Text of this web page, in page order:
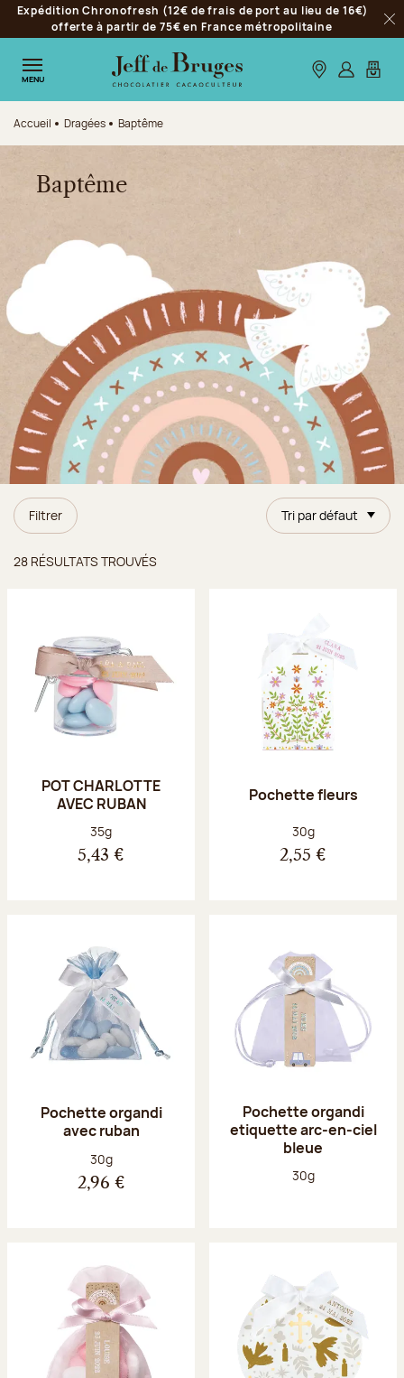
Aller à la navigation
Aller au contenu principal
Aller au pied de page
Expédition Chronofresh (12€ de frais de port au lieu de 16€)
offerte à partir de 75€ en France métropolitaine
MENU Nos boutiques
S’identifier
Mon
Accueil Dragées Baptême
Baptême
Filtrer Tri par défaut
28 RÉSULTATS TROUVÉS
POT CHARLOTTE
AVEC RUBAN
Poids net :
35g
5,43 €
Pochette fleurs
Poids net :
30g
2,55 €
Pochette organdi
avec ruban
Poids net :
30g
2,96 €
Pochette organdi
etiquette arc-en-ciel
bleue
Poids net :
30g